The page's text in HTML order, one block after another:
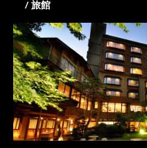
/ 旅館